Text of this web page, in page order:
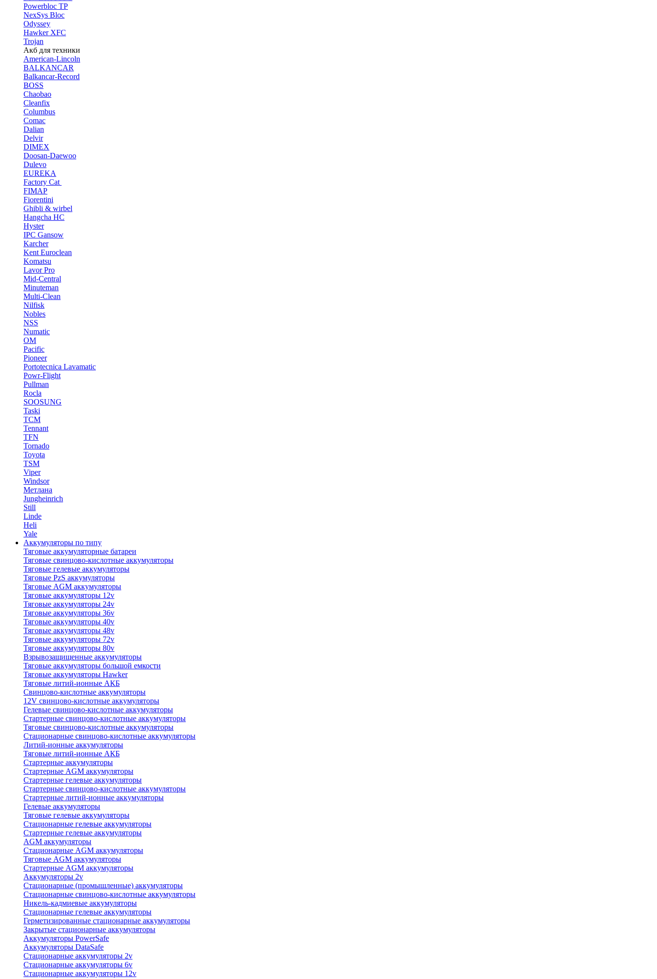
Powerbloc TP
NexSys Bloc
Odyssey
Hawker XFC
Trojan
Акб для техники
American-Lincoln
BALKANCAR
Balkancar-Record
BOSS
Chaobao
Cleanfix
Columbus
Comac
Dalian
Delvir
DIMEX
Doosan-Daewoo
Dulevo
EUREKA
Factory Cat
FIMAP
Fiorentini
Ghibli & wirbel
Hangcha HC
Hyster
IPC Gansow
Karcher
Kent Euroclean
Komatsu
Lavor Pro
Mid-Central
Minuteman
Multi-Clean
Nilfisk
Nobles
NSS
Numatic
OM
Pacific
Pioneer
Portotecnica Lavamatic
Powr-Flight
Pullman
Rocla
SOOSUNG
Taski
TCM
Tennant
TFN
Tornado
Toyota
TSM
Viper
Windsor
Метлана
Jungheinrich
Still
Linde
Heli
Yale
Аккумуляторы по типу
Тяговые аккумуляторные батареи
Тяговые свинцово-кислотные аккумуляторы
Тяговые гелевые аккумуляторы
Тяговые PzS аккумуляторы
Тяговые AGM аккумуляторы
Тяговые аккумуляторы 12v
Тяговые аккумуляторы 24v
Тяговые аккумуляторы 36v
Тяговые аккумуляторы 40v
Тяговые аккумуляторы 48v
Тяговые аккумуляторы 72v
Тяговые аккумуляторы 80v
Взрывозащищенные аккумуляторы
Тяговые аккумуляторы большой емкости
Тяговые аккумуляторы Hawker
Тяговые литий-ионные АКБ
Свинцово-кислотные аккумуляторы
12V свинцово-кислотные аккумуляторы
Гелевые свинцово-кислотные аккумуляторы
Стартерные свинцово-кислотные аккумуляторы
Тяговые свинцово-кислотные аккумуляторы
Стационарные свинцово-кислотные аккумуляторы
Литий-ионные аккумуляторы
Тяговые литий-ионные АКБ
Стартерные аккумуляторы
Стартерные AGM аккумуляторы
Стартерные гелевые аккумуляторы
Стартерные свинцово-кислотные аккумуляторы
Стартерные литий-ионные аккумуляторы
Гелевые аккумуляторы
Тяговые гелевые аккумуляторы
Стационарные гелевые аккумуляторы
Стартерные гелевые аккумуляторы
AGM аккумуляторы
Стационарные AGM аккумуляторы
Тяговые AGM аккумуляторы
Стартерные AGM аккумуляторы
Аккумуляторы 2v
Стационарные (промышленные) аккумуляторы
Стационарные свинцово-кислотные аккумуляторы
Никель-кадмиевые аккумуляторы
Стационарные гелевые аккумуляторы
Герметизированные стационарные аккумуляторы
Закрытые стационарные аккумуляторы
Аккумуляторы PowerSafe
Аккумуляторы DataSafe
Стационарные аккумуляторы 2v
Стационарные аккумуляторы 6v
Стационарные аккумуляторы 12v